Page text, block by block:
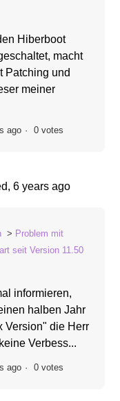
Hiberboot
macht
Patching und
meiner
ago 0 votes
6 years ago
Problem mit
seit Version 11.50
informieren,
halben Jahr
Version" die Herr
Verbess...
ago 0 votes